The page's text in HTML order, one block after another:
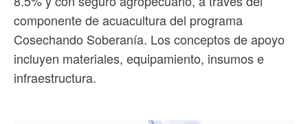
componente de acuacultura del programa
Cosechando Soberanía. Los conceptos de apoyo
incluyen materiales, equipamiento, insumos e
infraestructura.